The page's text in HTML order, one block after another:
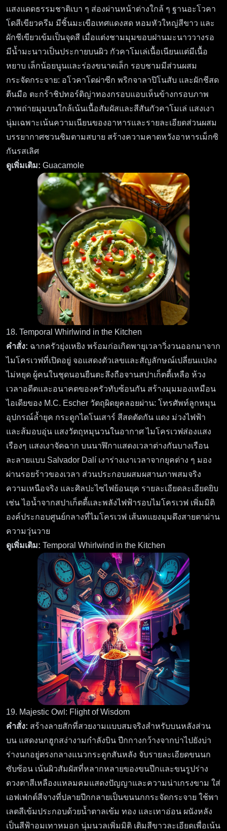
แสงแดดธรรมชาติเบา ๆ ส่องผ่านหน้าต่างใกล้ ๆ ฐานอะโวคา
โดสีเขียวครีม มีชิ้นมะเขือเทศแดงสด หอมหัวใหญ่สีขาว และ
ผักชีเขียวเข้มเป็นจุดสี เมื่อแต่งชามมุมขอบฝานมะนาววางรอ
มีน้ำมะนาวเป็นประกายบนผิว กัวคาโมเล่เนื้อเนียนแต่มีเนื้อ
หยาบ เล็กน้อยนูนและร่องขนาดเล็ก รอบชามมีส่วนผสม
กระจัดกระจาย: อโวคาโดผ่าซีก พริกจาลาปิโนสับ และผักชีสด
ตีนมือ ตะกร้าชิปทอร์ติญ่าทองกรอบแอบเห็นข้างกรอบภาพ
ภาพถ่ายมุมบนใกล้เน้นเนื้อสัมผัสและสีสันกัวคาโมเล่ แสงเงา
นุ่มเฉพาะเน้นความเนียนของอาหารและรายละเอียดส่วนผสม
บรรยากาศชวนชิมตามสบาย สร้างความคาดหวังอาหารเม็กซิ
กันรสเลิศ
ดูเพิ่มเติม: Guacamole
18. Temporal Whirlwind in the Kitchen
คำสั่ง: ฉากครัวยุ่งเหยิง พร้อมก่อเกิดพายุเวลาวิ่งวนออกมาจาก
ไมโครเวฟที่เปิดอยู่ จอแสดงตัวเลขและสัญลักษณ์เปลี่ยนแปลง
ไม่หยุด ผู้คนในชุดนอนยืนตะลึงถือจานสปาเก็ตตี้เหลือ ห้วง
เวลาอดีตและอนาคตของครัวทับซ้อนกัน สร้างมุมมองเหมือน
ไอเดียของ M.C. Escher วัตถุผิดยุคลอยผ่าน: โทรศัพท์ลูกหมุน
อุปกรณ์ล้ำยุค กระดูกไดโนเสาร์ สีสดตัดกัน แดง ม่วงไฟฟ้า
และส้มอบอุ่น แสงวัตถุหมุนวนในอากาศ ไมโครเวฟส่องแสง
เรืองๆ แสงเงาจัดฉาก บนนาฬิกาแสดงเวลาต่างกันบางเรือน
ละลายแบบ Salvador Dalí เงาร่างเงาเวลาจากยุคต่าง ๆ มอง
ผ่านรอยร้าวของเวลา ส่วนประกอบผสมผสานภาพสมจริง
ความเหนือจริง และศิลปะไซไฟย้อนยุค รายละเอียดละเอียดยิบ
เช่น ไอน้ำจากสปาเก็ตตี้และพลังไฟฟ้ารอบไมโครเวฟ เพิ่มมิติ
องค์ประกอบศูนย์กลางที่ไมโครเวฟ เส้นทแยงมุมดึงสายตาผ่าน
ความวุ่นวาย
ดูเพิ่มเติม: Temporal Whirlwind in the Kitchen
19. Majestic Owl: Flight of Wisdom
คำสั่ง: สร้างลายสักที่สวยงามแบบสมจริงสำหรับบนหลังส่วน
บน แสดงนกฮูกสง่างามกำลังบิน ปีกกางกว้างจากบ่าไปยังบ่า
ร่างนกอยู่ตรงกลางแนวกระดูกสันหลัง จับรายละเอียดขนนก
ซับซ้อน เน้นผิวสัมผัสที่หลากหลายของขนปีกและขนรูปร่าง
ดวงตาสีเหลืองแหลมคมแสดงปัญญาและความน่าเกรงขาม ใส่
เอฟเฟกต์สีจางที่ปลายปีกกลายเป็นขนนกกระจัดกระจาย ใช้พา
เลตสีเข้มประกอบด้วยน้ำตาลเข้ม ทอง และเทาอ่อน ผนังหลัง
เป็นสีฟ้าอมเทาหมอก นุ่มนวลเพิ่มมิติ เติมสีขาวละเอียดเพื่อเน้น